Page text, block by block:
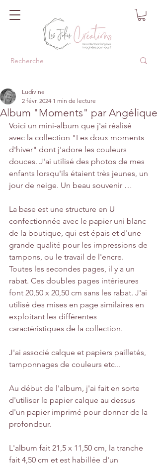
Album "Moments" par Angélique
Ludivine
2 févr. 2024 1 min de lecture
Voici un mini-album que j'ai réalisé
avec la collection "Les doux moments
d'hiver" dont j'adore les couleurs
douces. J'ai utilisé des photos de mes
enfants lorsqu'ils étaient très jeunes, un
jour de neige. Un beau souvenir …
La base est une structure en U
confectionnée avec le papier uni blanc
de la boutique, qui est épais et d'une
grande qualité pour les impressions de
tampons, ou le travail de l'encre.
Toutes les secondes pages, il y a un
rabat. Ces doubles pages intérieures
font 20,50 x 20,50 cm sans les rabat. J'ai
utilisé des mises en page similaires en
exploitant les différentes
caractéristiques de la collection.
J'ai associé calque et papiers pailletés,
tamponnages de couleurs etc...
Au début de l'album, j'ai fait en sorte
d'utiliser le papier calque au dessus
d'un papier imprimé pour donner de la
profondeur.
L'album fait 21,5 x 11,50 cm, la tranche
fait 4,50 cm et est habillée d'un